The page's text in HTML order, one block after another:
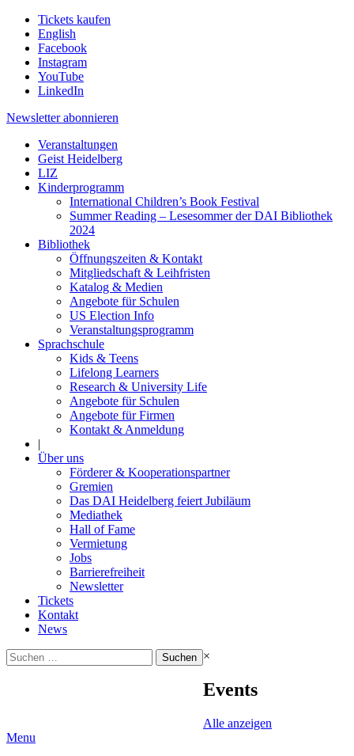
Tickets kaufen
English
Facebook
Instagram
YouTube
LinkedIn
Newsletter abonnieren
Veranstaltungen
Geist Heidelberg
LIZ
Kinderprogramm
International Children’s Book Festival
Summer Reading – Lesesommer der DAI Bibliothek
2024
Bibliothek
Öffnungszeiten & Kontakt
Mitgliedschaft & Leihfristen
Katalog & Medien
Angebote für Schulen
US Election Info
Veranstaltungsprogramm
Sprachschule
Kids & Teens
Lifelong Learners
Research & University Life
Angebote für Schulen
Angebote für Firmen
Kontakt & Anmeldung
|
Über uns
Förderer & Kooperationspartner
Gremien
Das DAI Heidelberg feiert Jubiläum
Mediathek
Hall of Fame
Vermietung
Jobs
Barrierefreiheit
Newsletter
Tickets
Kontakt
News
Suchen
nach:
×
Events
Alle anzeigen
Menu